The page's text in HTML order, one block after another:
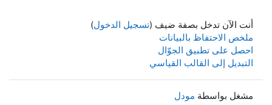
أنت الآن تدخل بصفة ضيف (تسجيل الدخول)
ملخص الاحتفاظ بالبيانات
احصل على تطبيق الجوّال
التبديل إلى القالب القياسي
مشغل بواسطة مودل